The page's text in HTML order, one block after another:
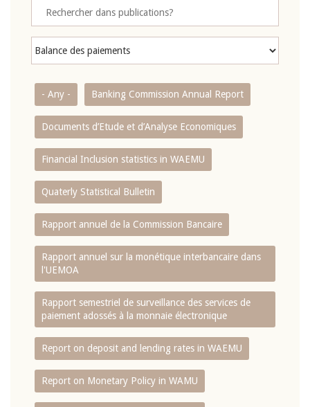
- Any - Banking Commission Annual Report
Documents d’Etude et d’Analyse Economiques
Financial Inclusion statistics in WAEMU
Quaterly Statistical Bulletin
Rapport annuel de la Commission Bancaire
Rapport annuel sur la monétique interbancaire dans
l'UEMOA
Rapport semestriel de surveillance des services de
paiement adossés à la monnaie électronique
Report on deposit and lending rates in WAEMU
Report on Monetary Policy in WAMU